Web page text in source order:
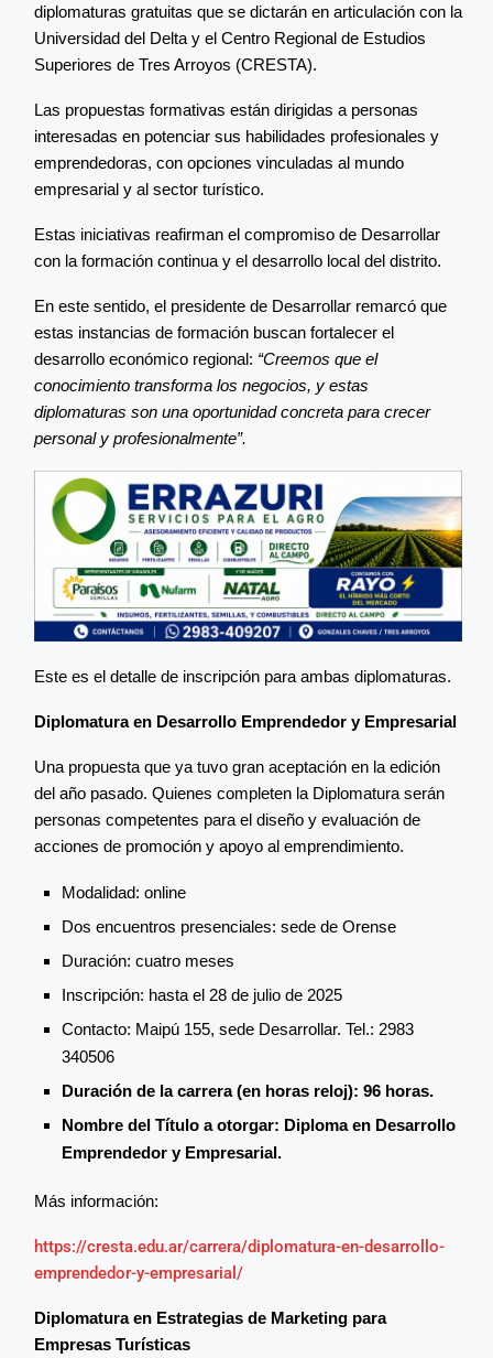
diplomaturas gratuitas que se dictarán en articulación con la
Universidad del Delta y el Centro Regional de Estudios
Superiores de Tres Arroyos (CRESTA).
Las propuestas formativas están dirigidas a personas
interesadas en potenciar sus habilidades profesionales y
emprendedoras, con opciones vinculadas al mundo
empresarial y al sector turístico.
Estas iniciativas reafirman el compromiso de Desarrollar
con la formación continua y el desarrollo local del distrito.
En este sentido, el presidente de Desarrollar remarcó que
estas instancias de formación buscan fortalecer el
desarrollo económico regional: “Creemos que el
conocimiento transforma los negocios, y estas
diplomaturas son una oportunidad concreta para crecer
personal y profesionalmente”.
Este es el detalle de inscripción para ambas diplomaturas.
Diplomatura en Desarrollo Emprendedor y Empresarial
Una propuesta que ya tuvo gran aceptación en la edición
del año pasado. Quienes completen la Diplomatura serán
personas competentes para el diseño y evaluación de
acciones de promoción y apoyo al emprendimiento.
Modalidad: online
Dos encuentros presenciales: sede de Orense
Duración: cuatro meses
Inscripción: hasta el 28 de julio de 2025
Contacto: Maipú 155, sede Desarrollar. Tel.: 2983
340506
Duración de la carrera (en horas reloj): 96 horas.
Nombre del Título a otorgar: Diploma en Desarrollo
Emprendedor y Empresarial.
Más información:
https://cresta.edu.ar/carrera/diplomatura-en-desarrollo-
emprendedor-y-empresarial/
Diplomatura en Estrategias de Marketing para
Empresas Turísticas